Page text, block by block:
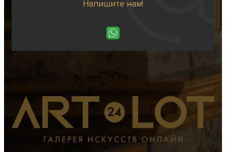
Напишите нам!